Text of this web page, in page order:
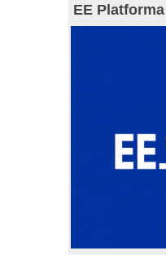
EE Platforma